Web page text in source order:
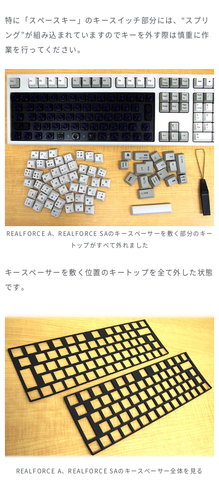
特に「スペースキー」のキースイッチ部分には、“スプリ
ング”が組み込まれていますのでキーを外す際は慎重に作
業を行ってください。
REALFORCE A、REALFORCE SAのキースペーサーを敷く部分のキー
トップがすべて外れました
キースペーサーを敷く位置のキートップを全て外した状態
です。
REALFORCE A、REALFORCE SAのキースペーサー全体を見る